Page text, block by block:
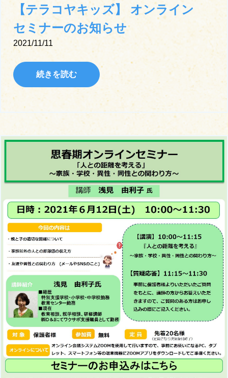
【テラコヤキッズ】 オンライン
セミナーのお知らせ
2021/11/11
続きを読む